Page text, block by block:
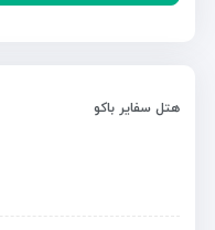
هتل سفایر باکو